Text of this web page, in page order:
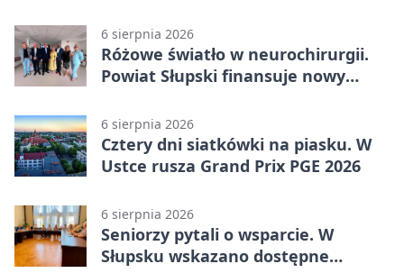
6 sierpnia 2026
Różowe światło w neurochirurgii.
Powiat Słupski finansuje nowy
6 sierpnia 2026
Cztery dni siatkówki na piasku. W
Ustce rusza Grand Prix PGE 2026
6 sierpnia 2026
Seniorzy pytali o wsparcie. W
Słupsku wskazano dostępne